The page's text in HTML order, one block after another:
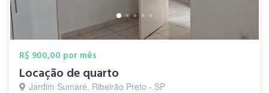
R$ 900,00 por mês
Locação de quarto
Jardim Sumaré, Ribeirão Preto - SP